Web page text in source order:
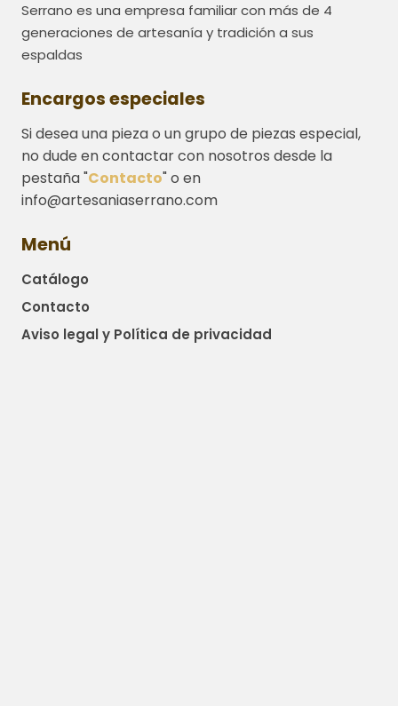
Serrano es una empresa familiar con más de 4
generaciones de artesanía y tradición a sus
espaldas
Encargos especiales
Si desea una pieza o un grupo de piezas especial,
no dude en contactar con nosotros desde la
pestaña "Contacto" o en
info@artesaniaserrano.com
Menú
Catálogo
Contacto
Aviso legal y Política de privacidad